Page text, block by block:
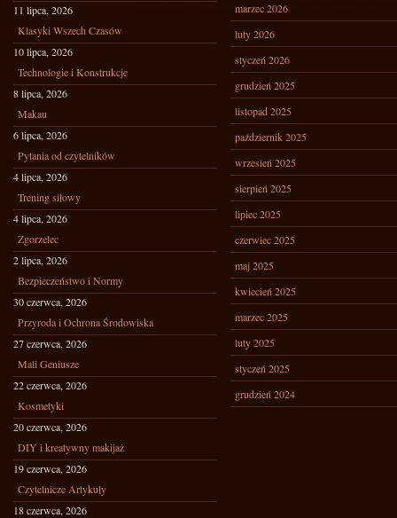
11 lipca, 2026
Klasyki Wszech Czasów
10 lipca, 2026
Technologie i Konstrukcje
8 lipca, 2026
Makau
6 lipca, 2026
Pytania od czytelników
4 lipca, 2026
Trening siłowy
4 lipca, 2026
Zgorzelec
2 lipca, 2026
Bezpieczeństwo i Normy
30 czerwca, 2026
Przyroda i Ochrona Środowiska
27 czerwca, 2026
Mali Geniusze
22 czerwca, 2026
Kosmetyki
20 czerwca, 2026
DIY i kreatywny makijaż
19 czerwca, 2026
Czytelnicze Artykuły
18 czerwca, 2026
marzec 2026
luty 2026
styczeń 2026
grudzień 2025
listopad 2025
październik 2025
wrzesień 2025
sierpień 2025
lipiec 2025
czerwiec 2025
maj 2025
kwiecień 2025
marzec 2025
luty 2025
styczeń 2025
grudzień 2024